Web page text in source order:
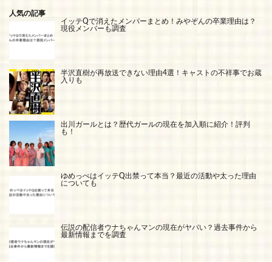
人気の記事
イッテQで消えたメンバーまとめ！みやぞんの卒業理由は？
現役メンバーも調査
半沢直樹が再放送できない理由4選！キャストの不祥事でお蔵
入りも
出川ガールとは？歴代ガールの現在を加入順に紹介！評判
も！
ゆめっぺはイッテQ出禁って本当？最近の活動や太った理由
についても
伝説の配信者ウナちゃんマンの現在がヤバい？過去事件から
最新情報までを調査